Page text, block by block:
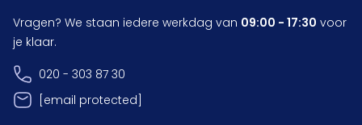
Vragen? We staan iedere werkdag van 09:00 - 17:30 voor
je klaar.
020 - 303 87 30
[email protected]